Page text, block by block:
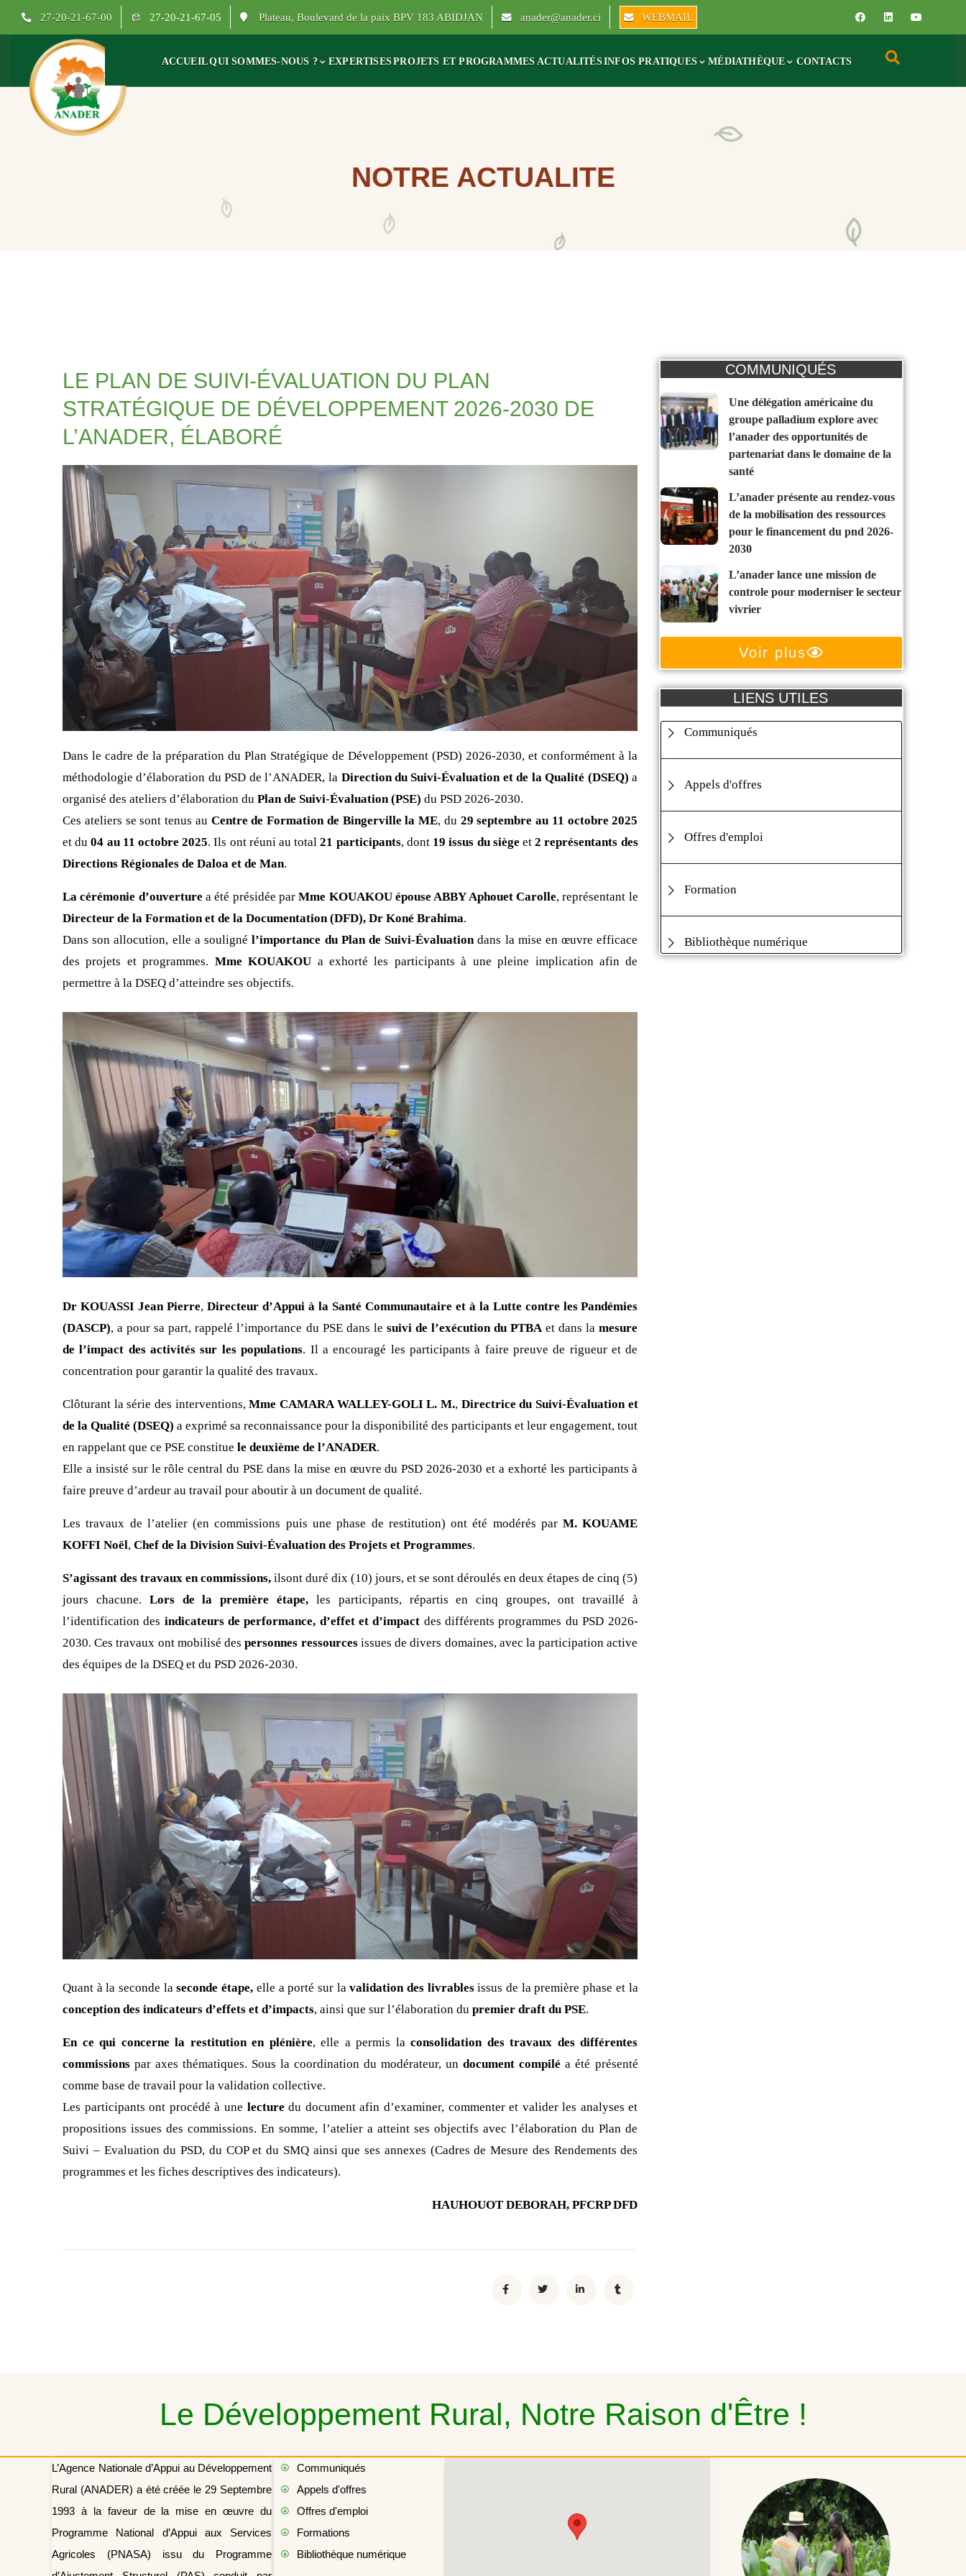
27-20-21-67-00 27-20-21-67-05 Plateau, Boulevard de la paix BPV 183 ABIDJAN anader@anader.ci WEBMAIL
ACCUEILQUI SOMMES-NOUS ? EXPERTISESPROJETS ET PROGRAMMES ACTUALITÉSINFOS PRATIQUES MÉDIATHÈQUE CONTACTS
NOTRE ACTUALITE
LE PLAN DE SUIVI-ÉVALUATION DU PLAN
STRATÉGIQUE DE DÉVELOPPEMENT 2026-2030 DE
L’ANADER, ÉLABORÉ
Dans le cadre de la préparation du Plan Stratégique de Développement (PSD) 2026-2030, et conformément à la
méthodologie d’élaboration du PSD de l’ANADER, la Direction du Suivi-Évaluation et de la Qualité (DSEQ) a
organisé des ateliers d’élaboration du Plan de Suivi-Évaluation (PSE) du PSD 2026-2030.
Ces ateliers se sont tenus au Centre de Formation de Bingerville la ME, du 29 septembre au 11 octobre 2025
et du04 au 11 octobre 2025. Ils ont réuni au total21 participants, dont 19 issus du siège et2 représentants des
Directions Régionales de Daloa et de Man.
La cérémonie d’ouverture a été présidée parMme KOUAKOU épouse ABBY Aphouet Carolle, représentant le
Directeur de la Formation et de la Documentation (DFD), Dr Koné Brahima.
Dans son allocution, elle a soulignél’importance du Plan de Suivi-Évaluation dans la mise en œuvre efficace
des projets et programmes. Mme KOUAKOU a exhorté les participants à une pleine implication afin de
permettre à la DSEQ d’atteindre ses objectifs.
Dr KOUASSI Jean Pierre, Directeur d’Appui à la Santé Communautaire et à la Lutte contre les Pandémies
(DASCP), a pour sa part, rappelé l’importance du PSE dans le suivi de l’exécution du PTBA et dans lamesure
de l’impact des activités sur les populations. Il a encouragé les participants à faire preuve de rigueur et de
concentration pour garantir la qualité des travaux.
Clôturant la série des interventions,Mme CAMARA WALLEY-GOLI L. M., Directrice du Suivi-Évaluation et
de la Qualité (DSEQ) a exprimé sa reconnaissance pour la disponibilité des participants et leur engagement, tout
en rappelant que ce PSE constitue le deuxième de l’ANADER.
Elle a insisté sur le rôle central du PSE dans la mise en œuvre du PSD 2026-2030 et a exhorté les participants à
faire preuve d’ardeur au travail pour aboutir à un document de qualité.
Les travaux de l’atelier (en commissions puis une phase de restitution) ont été modérés parM. KOUAME
KOFFI Noël, Chef de la Division Suivi-Évaluation des Projets et Programmes.
S’agissant des travaux en commissions,ilsont duré dix (10) jours, et se sont déroulés en deux étapes de cinq (5)
jours chacune. Lors de la première étape, les participants, répartis en cinq groupes, ont travaillé à
l’identification des indicateurs de performance, d’effet et d’impact des différents programmes du PSD 2026-
2030. Ces travaux ont mobilisé despersonnes ressourcesissues de divers domaines, avec la participation active
des équipes de la DSEQ et du PSD 2026-2030.
Quant à la seconde laseconde étape, elle a porté sur lavalidation des livrablesissus de la première phase et la
conception des indicateurs d’effets et d’impacts, ainsi que sur l’élaboration du premier draft du PSE.
En ce qui concerne la restitution en plénière, elle a permis laconsolidation des travaux des différentes
commissions par axes thématiques. Sous la coordination du modérateur, undocument compilé a été présenté
comme base de travail pour la validation collective.
Les participants ont procédé à une lecturedu document afin d’examiner, commenter et valider les analyses et
propositions issues des commissions. En somme, l’atelier a atteint ses objectifs avec l’élaboration du Plan de
Suivi – Evaluation du PSD, du COP et du SMQ ainsi que ses annexes (Cadres de Mesure des Rendements des
programmes et les fiches descriptives des indicateurs).
HAUHOUOT DEBORAH, PFCRP DFD
COMMUNIQUÉS
une délégation américaine du
groupe palladium explore avec
l’anader des opportunités de
partenariat dans le domaine de la
santé
l’anader présente au rendez-vous
de la mobilisation des ressources
pour le financement du pnd 2026-
2030
l’anader lance une mission de
controle pour moderniser le secteur
vivrier
Voir plus
LIENS UTILES
Communiqués
Appels d'offres
Offres d'emploi
Formation
Bibliothèque numérique
Le Développement Rural, Notre Raison d'Être !
L’Agence Nationale d’Appui au Développement
Rural (ANADER) a été créée le 29 Septembre
1993 à la faveur de la mise en œuvre du
Programme National d’Appui aux Services
Agricoles (PNASA) issu du Programme
Communiqués
Appels d'offres
Offres d'emploi
Formations
Bibliothèque numérique